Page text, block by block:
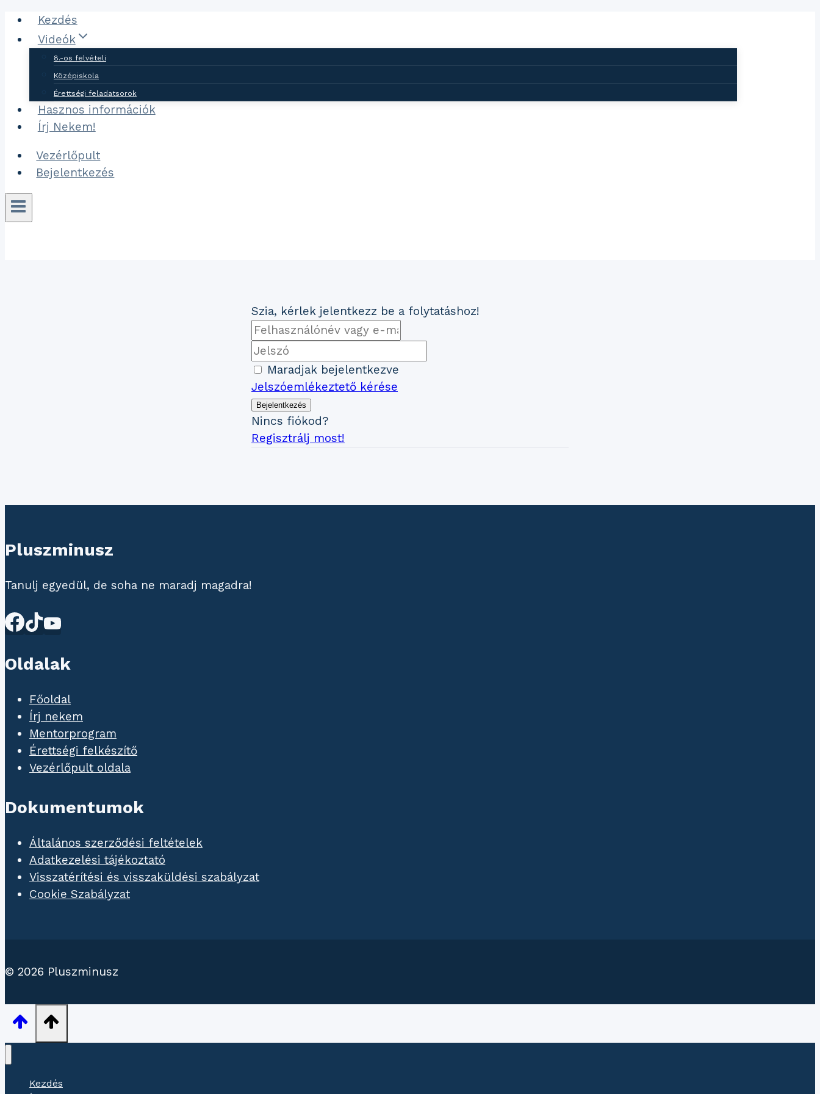
Ugrás
tartalomhoz
Kezdés
Videók
8.-os felvételi
Középiskola
Érettségi feladatsorok
Hasznos információk
Írj Nekem!
Vezérlőpult
Bejelentkezés
Szia, kérlek jelentkezz be a folytatáshoz!
Maradjak bejelentkezve
Jelszóemlékeztető kérése
Bejelentkezés
Nincs fiókod?
Regisztrálj most!
Pluszminusz
Tanulj egyedül, de soha ne maradj magadra!
Oldalak
Főoldal
Írj nekem
Mentorprogram
Érettségi felkészítő
Vezérlőpult oldala
Dokumentumok
Általános szerződési feltételek
Adatkezelési tájékoztató
Visszatérítési és visszaküldési szabályzat
Cookie Szabályzat
© 2026 Pluszminusz
Kezdés